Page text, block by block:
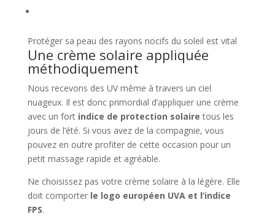
Protéger sa peau des rayons nocifs du soleil est vital
Une crème solaire appliquée
méthodiquement
Nous recevons des UV même à travers un ciel
nuageux. Il est donc primordial d’appliquer une crème
avec un fort indice de protection solaire tous les
jours de l’été. Si vous avez de la compagnie, vous
pouvez en outre profiter de cette occasion pour un
petit massage rapide et agréable.
Ne choisissez pas votre crème solaire à la légère. Elle
doit comporterle logo européen UVA et l’indice
FPS.